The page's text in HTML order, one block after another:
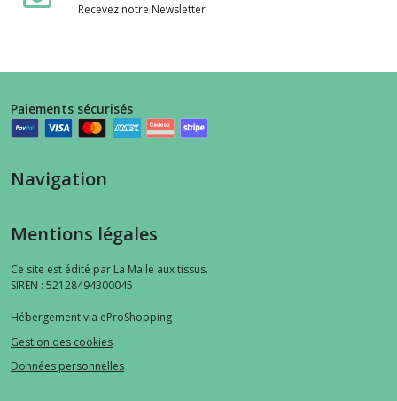
Recevez notre Newsletter
Paiements sécurisés
Navigation
Mentions légales
Ce site est édité par La Malle aux tissus.
SIREN : 52128494300045
Hébergement via eProShopping
Gestion des cookies
Données personnelles